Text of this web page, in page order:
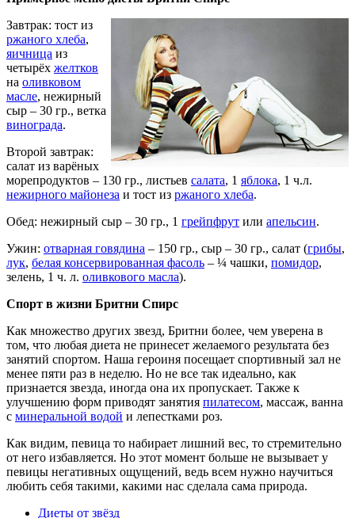
Завтрак: тост из
ржаного хлеба,
яичница из
четырёх желтков
на оливковом
масле, нежирный
сыр – 30 гр., ветка
винограда.
Второй завтрак:
салат из варёных
морепродуктов – 130 гр., листьев салата, 1 яблока, 1 ч.л.
нежирного майонеза и тост из ржаного хлеба.
Обед: нежирный сыр – 30 гр., 1 грейпфрут или апельсин.
Ужин: отварная говядина – 150 гр., сыр – 30 гр., салат (грибы,
лук, белая консервированная фасоль – ¼ чашки, помидор,
зелень, 1 ч. л. оливкового масла).
Спорт в жизни Бритни Спирс
Как множество других звезд, Бритни более, чем уверена в
том, что любая диета не принесет желаемого результата без
занятий спортом. Наша героиня посещает спортивный зал не
менее пяти раз в неделю. Но не все так идеально, как
признается звезда, иногда она их пропускает. Также к
улучшению форм приводят занятия пилатесом, массаж, ванна
с минеральной водой и лепестками роз.
Как видим, певица то набирает лишний вес, то стремительно
от него избавляется. Но этот момент больше не вызывает у
певицы негативных ощущений, ведь всем нужно научиться
любить себя такими, какими нас сделала сама природа.
Диеты от звёзд